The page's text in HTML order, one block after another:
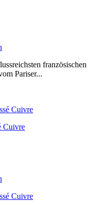
französischen
Pariser...
Cuivre